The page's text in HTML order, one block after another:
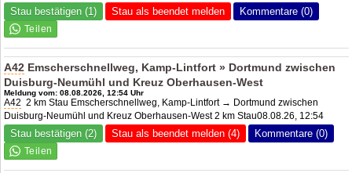
Stau bestätigen (1) Stau als beendet melden Kommentare (0)
A42 Emscherschnellweg, Kamp-Lintfort » Dortmund zwischen
Duisburg-Neumühl und Kreuz Oberhausen-West
Meldung vom: 08.08.2026, 12:54 Uhr
A42 2 km Stau Emscherschnellweg, Kamp-Lintfort → Dortmund zwischen
Duisburg-Neumühl und Kreuz Oberhausen-West 2 km Stau08.08.26, 12:54
Stau bestätigen (2) Stau als beendet melden (4) Kommentare (0)